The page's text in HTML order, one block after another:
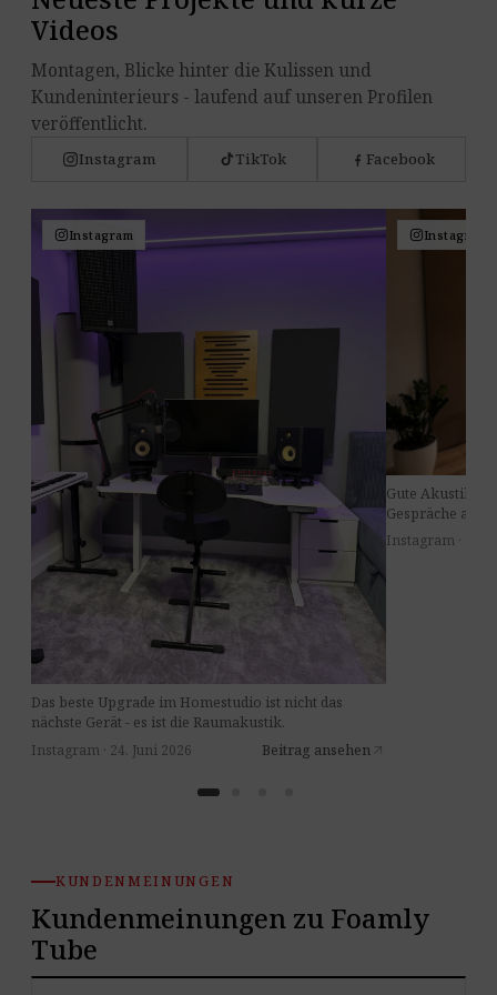
Videos
Montagen, Blicke hinter die Kulissen und
Kundeninterieurs - laufend auf unseren Profilen
veröffentlicht.
Instagram TikTok Facebook
Instagram
Instagram · 24. Juni 2026 Beitrag ansehen arrow_outward
Das beste Upgrade im Homestudio ist nicht das
nächste Gerät - es ist die Raumakustik.
Instagram
Instagram · 8.
Gute Akustik
Gespräche am
KUNDENMEINUNGEN
Kundenmeinungen zu Foamly
Tube